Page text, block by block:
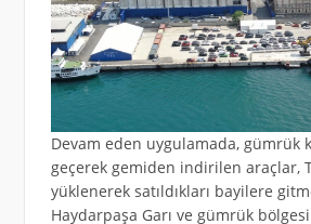
Devam eden uygulamada, gümrük
geçerek gemiden indirilen araçlar,
yüklenerek satıldıkları bayilere
Haydarpaşa Garı ve gümrük